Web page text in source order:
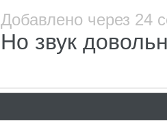
Добавлено через 24
Но звук